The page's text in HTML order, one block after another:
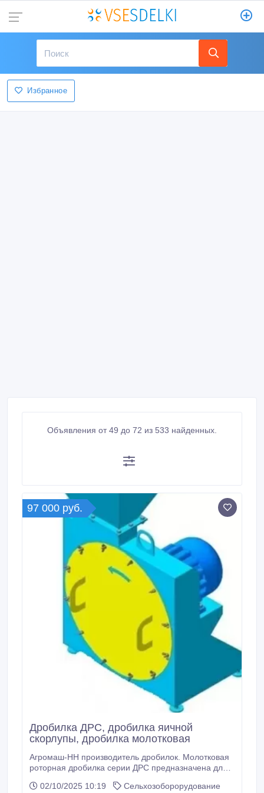
Избранное
Объявления от 49 до 72 из 533 найденных.
97 000 руб.
Дробилка ДРС, дробилка яичной
скорлупы, дробилка молотковая
Агромаш-НН производитель дробилок. Молотковая
роторная дробилка серии ДРС предназначена для
минерального происхождения. Измельчение
02/10/2025 10:19
Сельхозоборорудование